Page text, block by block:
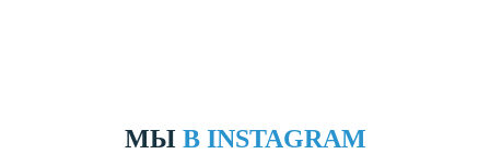
МЫ В INSTAGRAM